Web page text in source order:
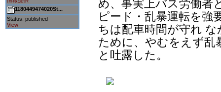
1180449474020St...
Status: published
View
め、事実上バス労働者
ピード・乱暴運転を強
ちは配車時間が守れ
ために、やむをえず乱
と吐露した。